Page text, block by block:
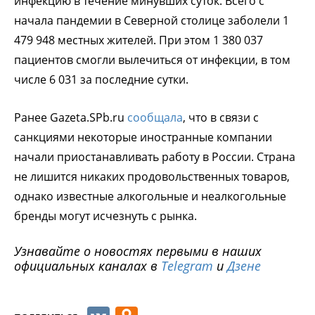
начала пандемии в Северной столице заболели 1
479 948 местных жителей. При этом 1 380 037
пациентов смогли вылечиться от инфекции, в том
числе 6 031 за последние сутки.
Ранее Gazeta.SPb.ru сообщала, что в связи с
санкциями некоторые иностранные компании
начали приостанавливать работу в России. Страна
не лишится никаких продовольственных товаров,
однако известные алкогольные и неалкогольные
бренды могут исчезнуть с рынка.
Узнавайте о новостях первыми в наших
официальных каналах в Telegram иДзене